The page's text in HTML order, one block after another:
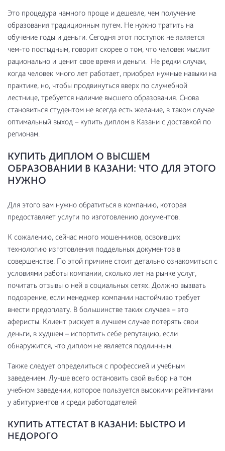
Это процедура намного проще и дешевле, чем получение
образования традиционным путем. Не нужно тратить на
обучение годы и деньги. Сегодня этот поступок не является
чем-то постыдным, говорит скорее о том, что человек мыслит
рационально и ценит свое время и деньги. Не редки случаи,
когда человек много лет работает, приобрел нужные навыки на
практике, но, чтобы продвинуться вверх по служебной
лестнице, требуется наличие высшего образования. Снова
становиться студентом не всегда есть желание, в таком случае
оптимальный выход – купить диплом в Казани с доставкой по
регионам.
КУПИТЬ ДИПЛОМ О ВЫСШЕМ
ОБРАЗОВАНИИ В КАЗАНИ: ЧТО ДЛЯ ЭТОГО
НУЖНО
Для этого вам нужно обратиться в компанию, которая
предоставляет услуги по изготовлению документов.
К сожалению, сейчас много мошенников, освоивших
технологию изготовления поддельных документов в
совершенстве. По этой причине стоит детально ознакомиться с
условиями работы компании, сколько лет на рынке услуг,
почитать отзывы о ней в социальных сетях. Должно вызвать
подозрение, если менеджер компании настойчиво требует
внести предоплату. В большинстве таких случаев – это
аферисты. Клиент рискует в лучшем случае потерять свои
деньги, в худшем – испортить себе репутацию, если
обнаружится, что диплом не является подлинным.
Также следует определиться с профессией и учебным
заведением. Лучше всего остановить свой выбор на том
учебном заведении, которое пользуется высокими рейтингами
у абитуриентов и среди работодателей
КУПИТЬ АТТЕСТАТ В КАЗАНИ: БЫСТРО И
НЕДОРОГО